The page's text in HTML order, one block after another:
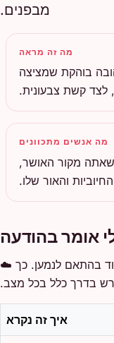
מבפנים.
מה זה מראה
בוהקת שמציצה
לצד קשת צבעונית.
מה אנשים מתכוונים
שאתה מקור האושר,
החיוביות והאור שלו.
אומר בהודעה
בהתאם לנמען. כך ☁️
בדרך כלל בכל מצב.
איך זה נקרא